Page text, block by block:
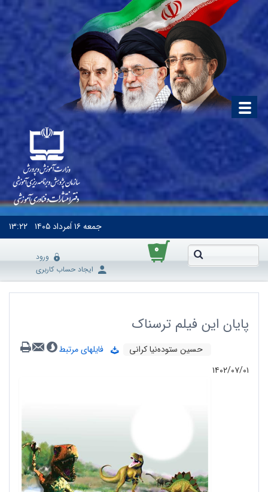
جمعه۱۶ اَمرداد ۱۴۰۵ ۱۳:۲۲
۰
ورود
ایجاد حساب کاربری
پایان این فیلم ترسناک
حسین ستوده‌نیا کرانی
فایلهای مرتبط
۱۴۰۲/۰۷/۰۱